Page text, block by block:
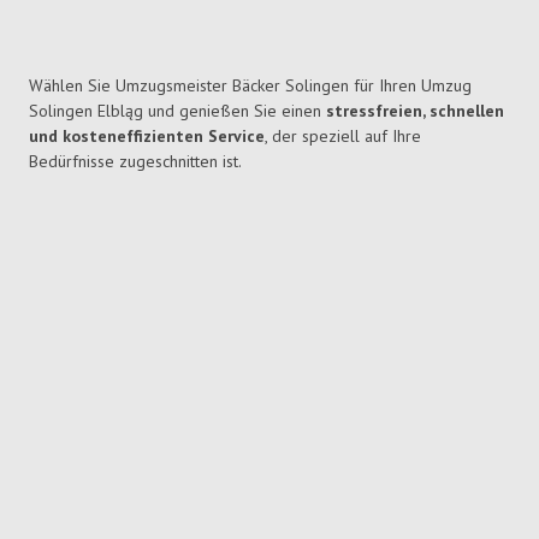
Wählen Sie Umzugsmeister Bäcker Solingen für Ihren Umzug
Solingen Elbląg und genießen Sie einen stressfreien, schnellen
und kosteneffizienten Service, der speziell auf Ihre
Bedürfnisse zugeschnitten ist.